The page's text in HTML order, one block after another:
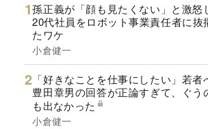
孫正義が「顔も見たくない」と激怒
20代社員をロボット事業責任者に抜
たワケ
小倉健一
「好きなことを仕事にしたい」若者
豊田章男の回答が正論すぎて、ぐう
も出なかった
小倉健一